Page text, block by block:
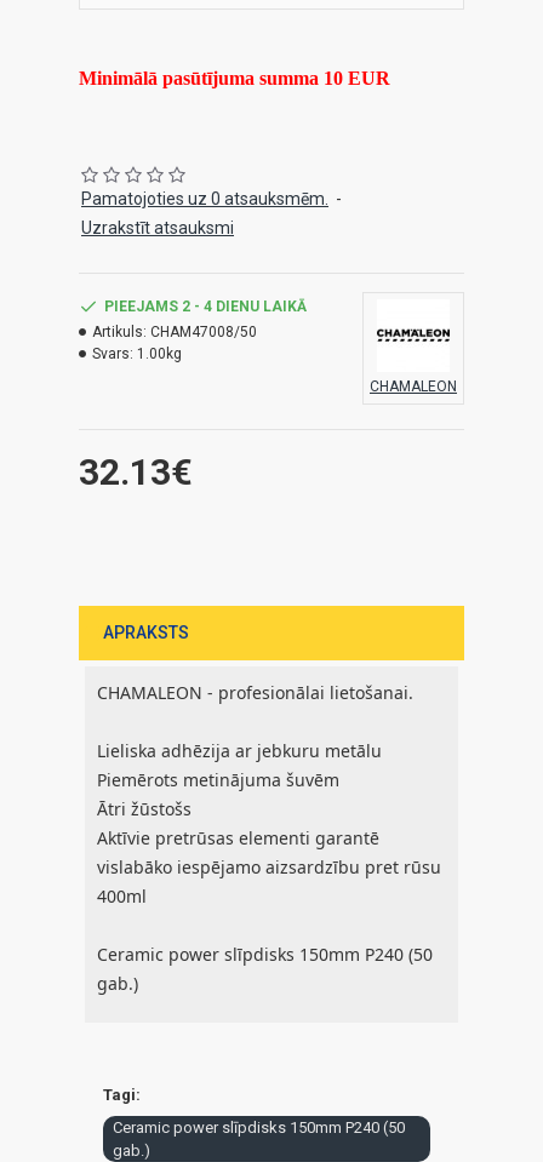
Minimālā pasūtījuma summa 10 EUR
Pamatojoties uz 0 atsauksmēm.
-
Uzrakstīt atsauksmi
32.13€
PIEEJAMS 2 - 4 DIENU LAIKĀ
Artikuls: CHAM47008/50
Svars: 1.00kg
CHAMALEON
APRAKSTS
CHAMALEON - profesionālai lietošanai.
Lieliska adhēzija ar jebkuru metālu
Piemērots metinājuma šuvēm
Ātri žūstošs
Aktīvie pretrūsas elementi garantē
vislabāko iespējamo aizsardzību pret rūsu
400ml
Ceramic power slīpdisks 150mm P240 (50
gab.)
Tagi:
Ceramic power slīpdisks 150mm P240 (50
gab.)